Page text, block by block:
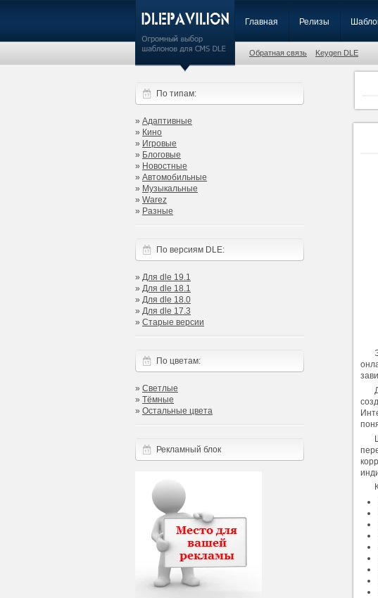
Главная Релизы
Обратная связь Keygen DLE
По типам:
» Адаптивные
» Кино
» Игровые
» Блоговые
» Новостные
» Автомобильные
» Музыкальные
» Warez
» Разные
По версиям DLE:
» Для dle 19.1
» Для dle 18.1
» Для dle 18.0
» Для dle 17.3
» Старые версии
По цветам:
» Светлые
» Тёмные
» Остальные цвета
Рекламный блок